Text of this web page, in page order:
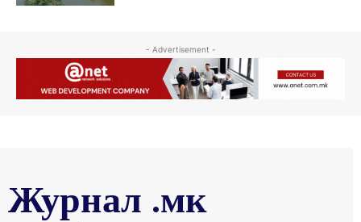
- Advertisement -
Журнал .мк